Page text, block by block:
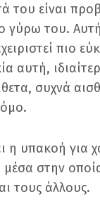
του είναι
γύρω του.
πιο
αυτή,
συχνά
η υπακοή για
στην
τους άλλους.